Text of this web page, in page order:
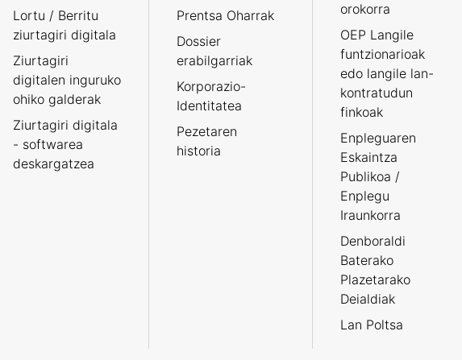
Lortu / Berritu
ziurtagiri digitala
Ziurtagiri
digitalen inguruko
ohiko galderak
Ziurtagiri digitala
- softwarea
deskargatzea
Prentsa Oharrak
Dossier
erabilgarriak
Korporazio-
Identitatea
Pezetaren
historia
orokorra
OEP Langile
funtzionarioak
edo langile lan-
kontratudun
finkoak
Enpleguaren
Eskaintza
Publikoa /
Enplegu
Iraunkorra
Denboraldi
Baterako
Plazetarako
Deialdiak
Lan Poltsa